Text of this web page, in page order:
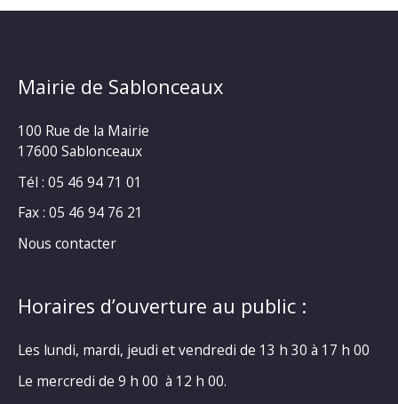
Mairie de Sablonceaux
100 Rue de la Mairie
17600 Sablonceaux
Tél : 05 46 94 71 01
Fax : 05 46 94 76 21
Nous contacter
Horaires d’ouverture au public :
Les lundi, mardi, jeudi et vendredi de 13 h 30 à 17 h 00
Le mercredi de 9 h 00 à 12 h 00.